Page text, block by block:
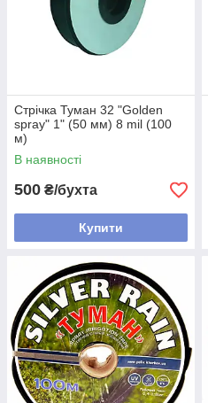
Стрічка Туман 32 "Golden
spray" 1" (50 мм) 8 mil (100
м)
В наявності
500 ₴/бухта
Купити